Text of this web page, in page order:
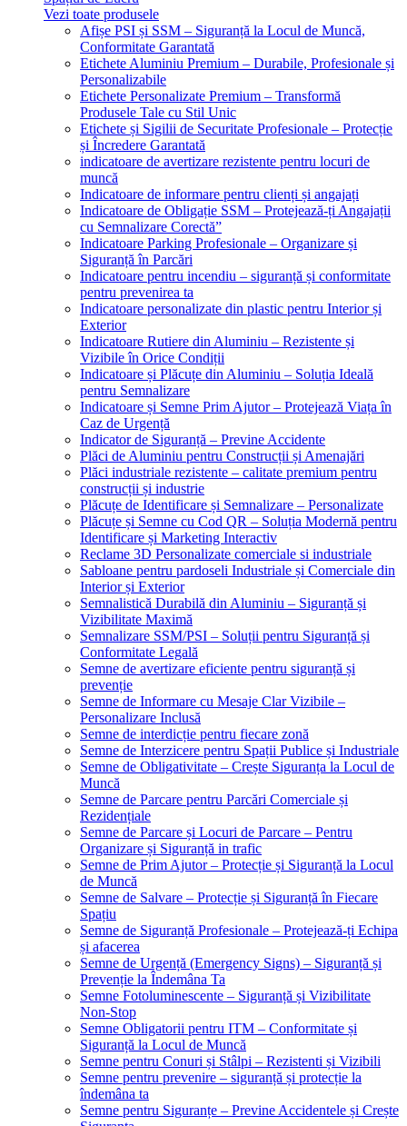
Vezi toate produsele
Afișe PSI și SSM – Siguranță la Locul de Muncă,
Conformitate Garantată
Etichete Aluminiu Premium – Durabile, Profesionale și
Personalizabile
Etichete Personalizate Premium – Transformă
Produsele Tale cu Stil Unic
Etichete și Sigilii de Securitate Profesionale – Protecție
și Încredere Garantată
indicatoare de avertizare rezistente pentru locuri de
muncă
Indicatoare de informare pentru clienți și angajați
Indicatoare de Obligație SSM – Protejează-ți Angajații
cu Semnalizare Corectă”
Indicatoare Parking Profesionale – Organizare și
Siguranță în Parcări
Indicatoare pentru incendiu – siguranță și conformitate
pentru prevenirea ta
Indicatoare personalizate din plastic pentru Interior și
Exterior
Indicatoare Rutiere din Aluminiu – Rezistente și
Vizibile în Orice Condiții
Indicatoare și Plăcuțe din Aluminiu – Soluția Ideală
pentru Semnalizare
Indicatoare și Semne Prim Ajutor – Protejează Viața în
Caz de Urgență
Indicator de Siguranță – Previne Accidente
Plăci de Aluminiu pentru Construcții și Amenajări
Plăci industriale rezistente – calitate premium pentru
construcții și industrie
Plăcuțe de Identificare și Semnalizare – Personalizate
Plăcuțe și Semne cu Cod QR – Soluția Modernă pentru
Identificare și Marketing Interactiv
Reclame 3D Personalizate comerciale si industriale
Sabloane pentru pardoseli Industriale și Comerciale din
Interior și Exterior
Semnalistică Durabilă din Aluminiu – Siguranță și
Vizibilitate Maximă
Semnalizare SSM/PSI – Soluții pentru Siguranță și
Conformitate Legală
Semne de avertizare eficiente pentru siguranță și
prevenție
Semne de Informare cu Mesaje Clar Vizibile –
Personalizare Inclusă
Semne de interdicție pentru fiecare zonă
Semne de Interzicere pentru Spații Publice și Industriale
Semne de Obligativitate – Crește Siguranța la Locul de
Muncă
Semne de Parcare pentru Parcări Comerciale și
Rezidențiale
Semne de Parcare și Locuri de Parcare – Pentru
Organizare și Siguranță in trafic
Semne de Prim Ajutor – Protecție și Siguranță la Locul
de Muncă
Semne de Salvare – Protecție și Siguranță în Fiecare
Spațiu
Semne de Siguranță Profesionale – Protejează-ți Echipa
și afacerea
Semne de Urgență (Emergency Signs) – Siguranță și
Prevenție la Îndemâna Ta
Semne Fotoluminescente – Siguranță și Vizibilitate
Non-Stop
Semne Obligatorii pentru ITM – Conformitate și
Siguranță la Locul de Muncă
Semne pentru Conuri și Stâlpi – Rezistenti și Vizibili
Semne pentru prevenire – siguranță și protecție la
îndemâna ta
Semne pentru Siguranțe – Previne Accidentele și Crește